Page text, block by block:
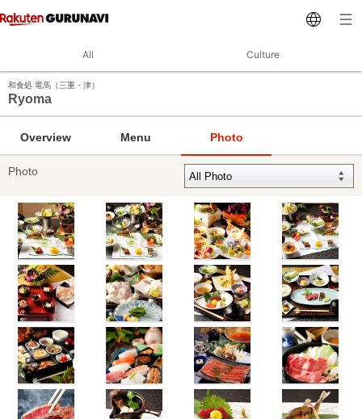
All Culture
和食処 竜馬（三重・津）
Ryoma
Overview Menu Photo
Photo